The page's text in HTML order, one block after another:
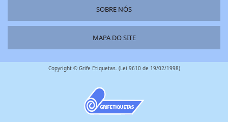
SOBRE NÓS
MAPA DO SITE
Copyright © Grife Etiquetas. (Lei 9610 de 19/02/1998)